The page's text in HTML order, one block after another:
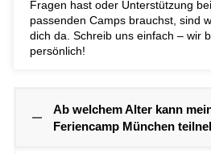
Fragen hast oder Unterstützung
passenden Camps brauchst, sind
dich da. Schreib uns einfach – wir
persönlich!
Ab welchem Alter kann
Feriencamp München